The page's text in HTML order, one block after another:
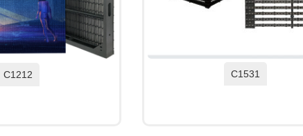
C1212 C1531